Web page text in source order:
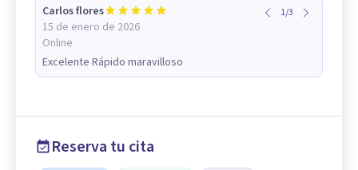
Carlos flores
15 de enero de 2026
Online
1/3
Excelente Rápido maravilloso
Reserva tu cita